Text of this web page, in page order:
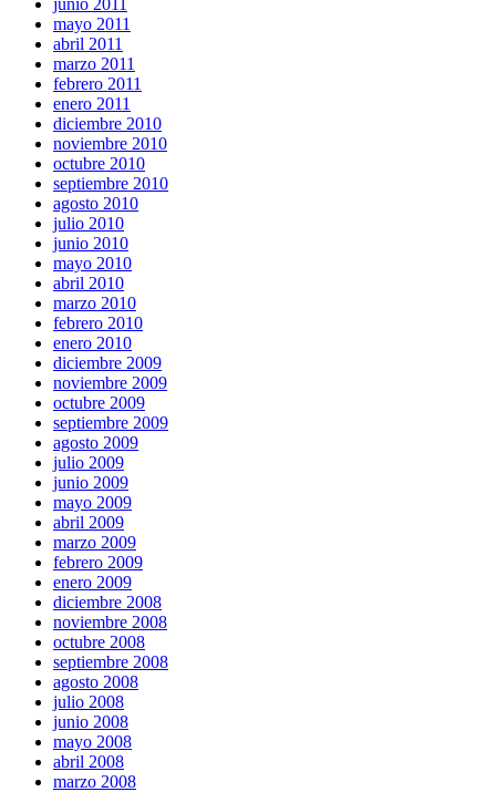
junio 2011
mayo 2011
abril 2011
marzo 2011
febrero 2011
enero 2011
diciembre 2010
noviembre 2010
octubre 2010
septiembre 2010
agosto 2010
julio 2010
junio 2010
mayo 2010
abril 2010
marzo 2010
febrero 2010
enero 2010
diciembre 2009
noviembre 2009
octubre 2009
septiembre 2009
agosto 2009
julio 2009
junio 2009
mayo 2009
abril 2009
marzo 2009
febrero 2009
enero 2009
diciembre 2008
noviembre 2008
octubre 2008
septiembre 2008
agosto 2008
julio 2008
junio 2008
mayo 2008
abril 2008
marzo 2008